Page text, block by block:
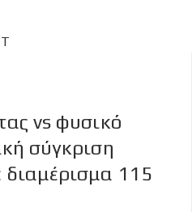
vs φυσικό
σύγκριση
115